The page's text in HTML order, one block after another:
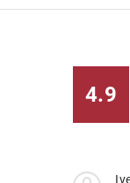
4.9